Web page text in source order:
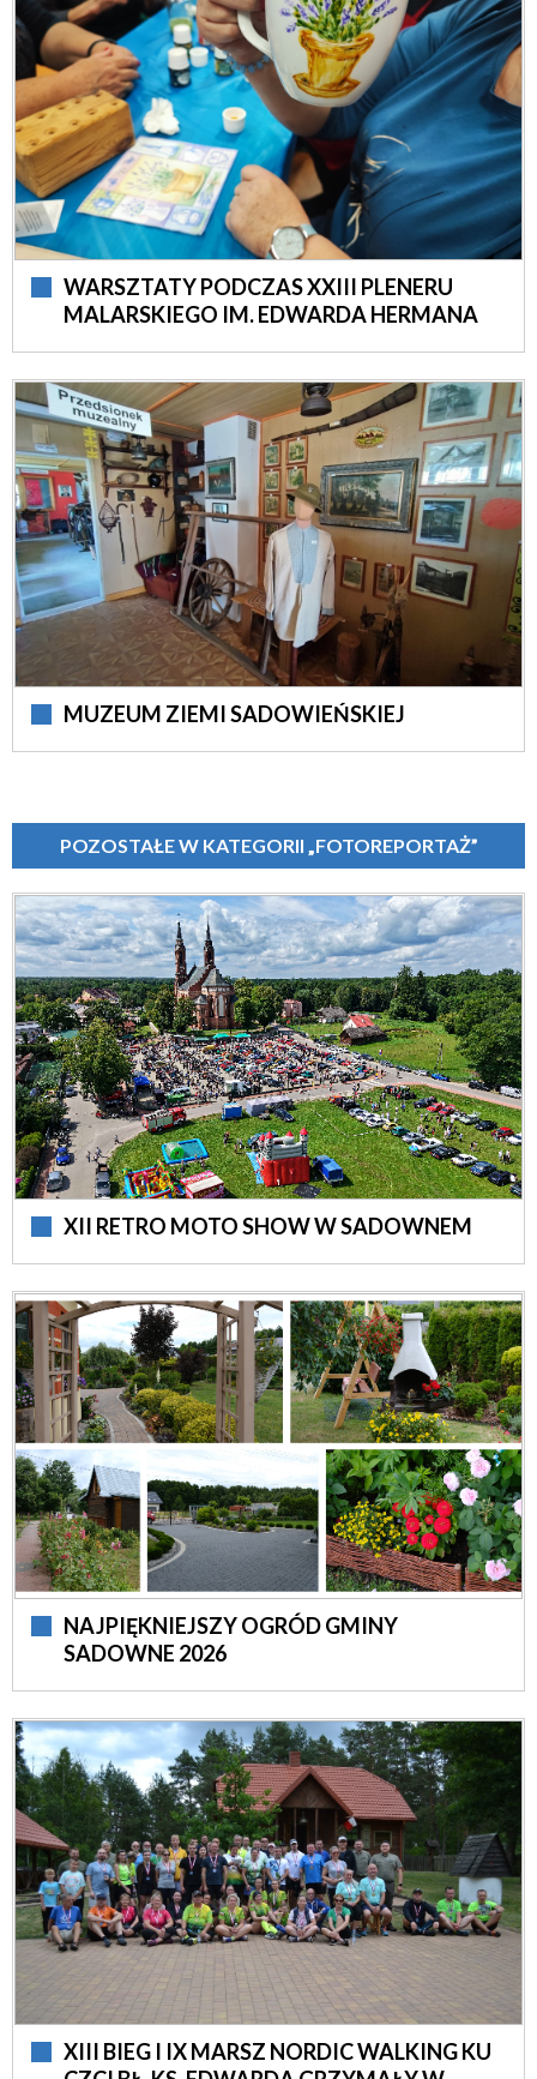
WARSZTATY PODCZAS XXIII PLENERU
MALARSKIEGO IM. EDWARDA HERMANA
MUZEUM ZIEMI SADOWIEŃSKIEJ
POZOSTAŁE W KATEGORII „FOTOREPORTAŻ”
XII RETRO MOTO SHOW W SADOWNEM
NAJPIĘKNIEJSZY OGRÓD GMINY
SADOWNE 2026
XIII BIEG I IX MARSZ NORDIC WALKING KU